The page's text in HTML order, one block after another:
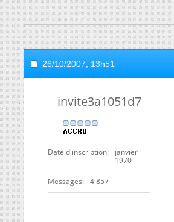
26/10/2007, 13h51
invite3a1051d7
Date d'inscription
janvier
1970
Messages 4 857